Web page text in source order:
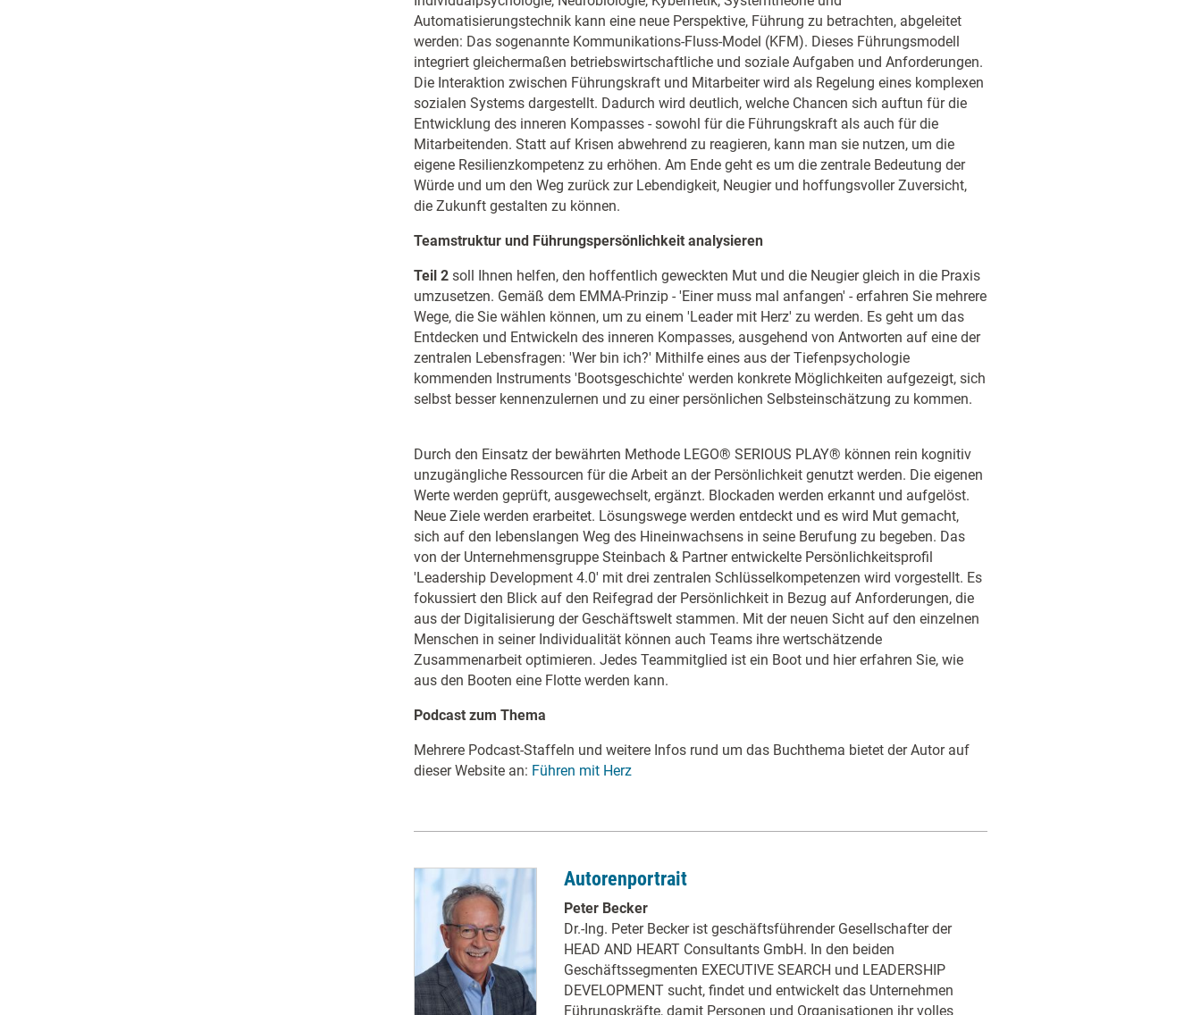
Automatisierungstechnik kann eine neue Perspektive, Führung zu betrachten, abgeleitet
werden: Das sogenannte Kommunikations-Fluss-Model (KFM). Dieses Führungsmodell
integriert gleichermaßen betriebswirtschaftliche und soziale Aufgaben und Anforderungen.
Die Interaktion zwischen Führungskraft und Mitarbeiter wird als Regelung eines komplexen
sozialen Systems dargestellt. Dadurch wird deutlich, welche Chancen sich auftun für die
Entwicklung des inneren Kompasses - sowohl für die Führungskraft als auch für die
Mitarbeitenden. Statt auf Krisen abwehrend zu reagieren, kann man sie nutzen, um die
eigene Resilienzkompetenz zu erhöhen. Am Ende geht es um die zentrale Bedeutung der
Würde und um den Weg zurück zur Lebendigkeit, Neugier und hoffungsvoller Zuversicht,
die Zukunft gestalten zu können.
Teamstruktur und Führungspersönlichkeit analysieren
Teil 2 soll Ihnen helfen, den hoffentlich geweckten Mut und die Neugier gleich in die Praxis
umzusetzen. Gemäß dem EMMA-Prinzip - 'Einer muss mal anfangen' - erfahren Sie mehrere
Wege, die Sie wählen können, um zu einem 'Leader mit Herz' zu werden. Es geht um das
Entdecken und Entwickeln des inneren Kompasses, ausgehend von Antworten auf eine der
zentralen Lebensfragen: 'Wer bin ich?' Mithilfe eines aus der Tiefenpsychologie
kommenden Instruments 'Bootsgeschichte' werden konkrete Möglichkeiten aufgezeigt, sich
selbst besser kennenzulernen und zu einer persönlichen Selbsteinschätzung zu kommen.
Durch den Einsatz der bewährten Methode LEGO® SERIOUS PLAY® können rein kognitiv
unzugängliche Ressourcen für die Arbeit an der Persönlichkeit genutzt werden. Die eigenen
Werte werden geprüft, ausgewechselt, ergänzt. Blockaden werden erkannt und aufgelöst.
Neue Ziele werden erarbeitet. Lösungswege werden entdeckt und es wird Mut gemacht,
sich auf den lebenslangen Weg des Hineinwachsens in seine Berufung zu begeben. Das
von der Unternehmensgruppe Steinbach & Partner entwickelte Persönlichkeitsprofil
'Leadership Development 4.0' mit drei zentralen Schlüsselkompetenzen wird vorgestellt. Es
fokussiert den Blick auf den Reifegrad der Persönlichkeit in Bezug auf Anforderungen, die
aus der Digitalisierung der Geschäftswelt stammen. Mit der neuen Sicht auf den einzelnen
Menschen in seiner Individualität können auch Teams ihre wertschätzende
Zusammenarbeit optimieren. Jedes Teammitglied ist ein Boot und hier erfahren Sie, wie
aus den Booten eine Flotte werden kann.
Podcast zum Thema
Mehrere Podcast-Staffeln und weitere Infos rund um das Buchthema bietet der Autor auf
dieser Website an: Führen mit Herz
Autorenportrait
Peter Becker
Dr.-Ing. Peter Becker ist geschäftsführender Gesellschafter der
HEAD AND HEART Consultants GmbH. In den beiden
Geschäftssegmenten EXECUTIVE SEARCH und LEADERSHIP
DEVELOPMENT sucht, findet und entwickelt das Unternehmen
Führungskräfte, damit Personen und Organisationen ihr volles